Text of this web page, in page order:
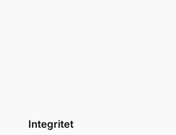
Integritet